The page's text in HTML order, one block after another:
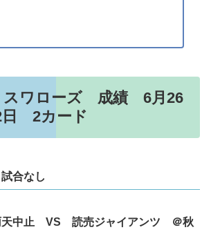
スワローズ 成績 6月26
日 2カード
合なし
天中止 VS 読売ジャイアンツ ＠秋